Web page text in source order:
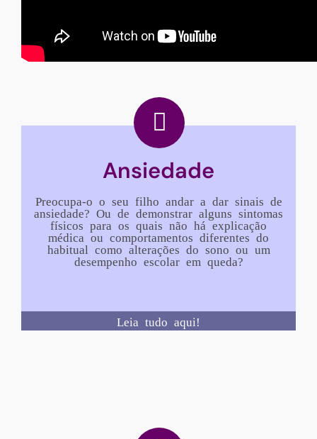
Ansiedade
Preocupa-o o seu filho andar a dar sinais de
ansiedade? Ou de demonstrar alguns sintomas
físicos para os quais não há explicação
médica ou comportamentos diferentes do
habitual como alterações do sono ou um
desempenho escolar em queda?
Leia tudo aqui!